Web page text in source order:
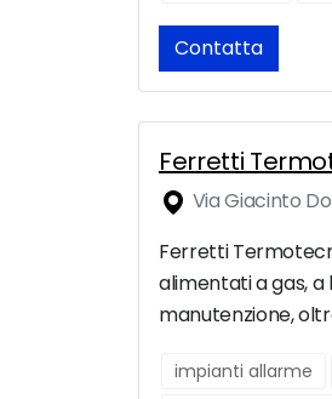
Contatta
Ferretti
Via Giacinto
Ferretti
alimentati a gas,
manutenzione,
impianti allarme